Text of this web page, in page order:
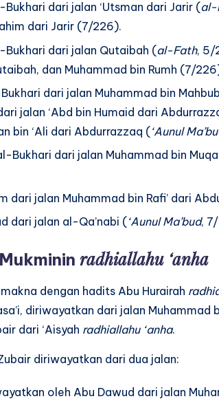
dari jalan ‘Utsman dari Jarir (al-
dari Jarir (7/226).
dari jalan Qutaibah (al-Fath, 5/
dan Muhammad bin Rumh (7/
dari jalan Muhammad bin
jalan ‘Abd bin Humaid dari
bin ‘Ali dari Abdurrazzaq (‘Aunul
Bukhari dari jalan Muhammad bin
dari jalan Muhammad bin Rafi’ dari
dari jalan al-Qa’nabi (‘Aunul Ma’bud,
radhiallahu ‘anha
dengan hadits Abu Hurairah
diriwayatkan dari jalan Muhammad
dari ‘Aisyah radhiallahu ‘anha.
diriwayatkan dari dua jalan:
oleh Abu Dawud dari jalan